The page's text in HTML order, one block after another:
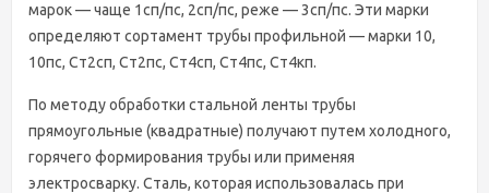
марок — чаще 1сп/пс, 2сп/пс, реже — 3сп/пс. Эти марки
определяют сортамент трубы профильной — марки 10,
10пс, Ст2сп, Ст2пс, Ст4сп, Ст4пс, Ст4кп.
По методу обработки стальной ленты трубы
прямоугольные (квадратные) получают путем холодного,
горячего формирования трубы или применяя
электросварку. Сталь, которая использовалась при